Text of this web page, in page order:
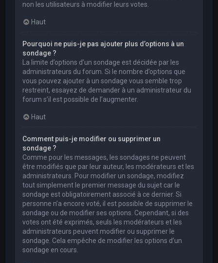
non les utilisateurs à modifier leurs votes.
Haut
Pourquoi ne puis-je pas ajouter plus d’options à un
sondage ?
La limite d’options d’un sondage est décidée par les
administrateurs du forum. Si le nombre d’options que
vous pouvez ajouter à un sondage vous semble trop
restreint, essayez de demander à un administrateur du
forum s’il est possible de l’augmenter.
Haut
Comment puis-je modifier ou supprimer un
sondage ?
Comme pour les messages, les sondages ne peuvent
être modifiés que par leur auteur, les modérateurs et les
administrateurs. Pour modifier un sondage, modifiez
tout simplement le premier message du sujet car le
sondage est obligatoirement associé à ce dernier. Si
personne n’a encore voté, il est possible de supprimer le
sondage ou de modifier ses options. Cependant, si des
votes ont été exprimés, seuls les modérateurs et les
administrateurs peuvent modifier ou supprimer le
sondage. Cela empêche de modifier les options d’un
sondage en cours.